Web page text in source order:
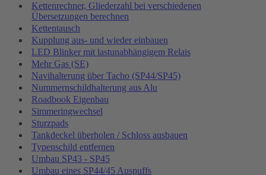
Kettenrechner, Gliederzahl bei verschiedenen
Übersetzungen berechnen
Kettentausch
Kupplung aus- und wieder einbauen
LED Blinker mit lastunabhängigem Relais
Mehr Gas (SE)
Navihalterung über Tacho (SP44/SP45)
Nummernschildhalterung aus Alu
Roadbook Eigenbau
Simmeringwechsel
Sturzpads
Tankdeckel überholen / Schloss ausbauen
Typenschild entfernen
Umbau SP43 - SP45
Umbau eines SP44/45 Auspuffs